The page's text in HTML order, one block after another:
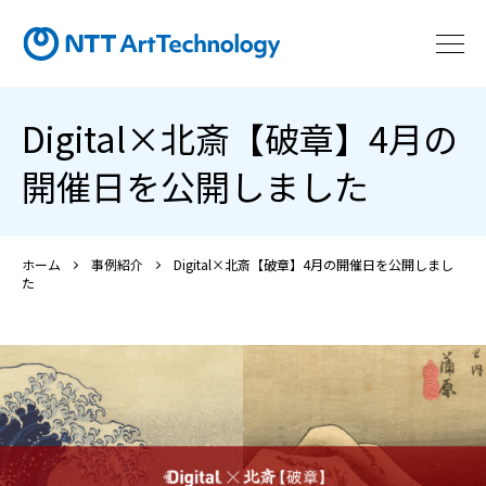
Digital×北斎【破章】4月の
開催日を公開しました
ホーム 事例紹介
Digital×北斎【破章】4月の開催日を公開しまし
た